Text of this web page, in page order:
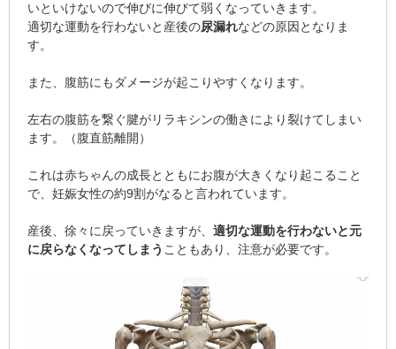
いといけないので伸びに伸びて弱くなっていきます。
適切な運動を行わないと産後の尿漏れなどの原因となりま
す。
また、腹筋にもダメージが起こりやすくなります。
左右の腹筋を繋ぐ腱がリラキシンの働きにより裂けてしまい
ます。（腹直筋離開）
これは赤ちゃんの成長とともにお腹が大きくなり起こること
で、妊娠女性の約9割がなると言われています。
産後、徐々に戻っていきますが、 適切な運動を行わないと元
に戻らなくなってしまう こともあり、注意が必要です。